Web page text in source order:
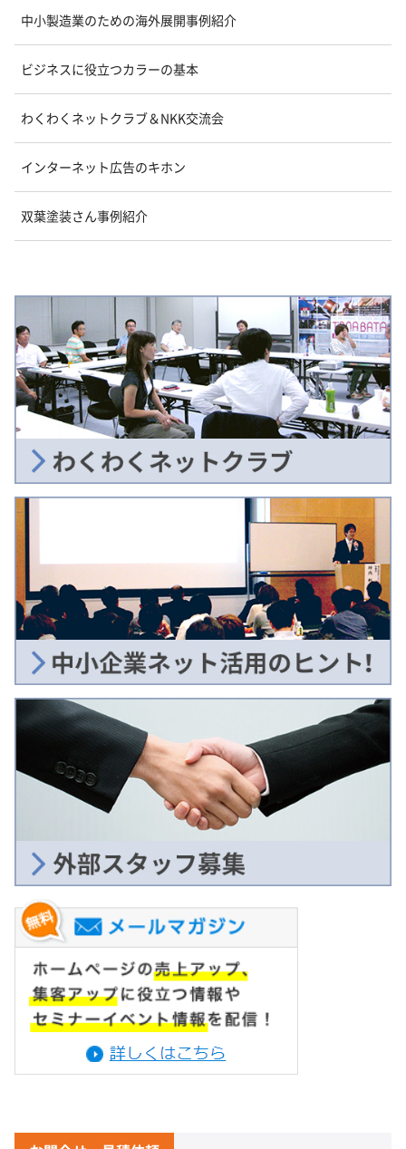
中小製造業のための海外展開事例紹介
ビジネスに役立つカラーの基本
わくわくネットクラブ＆NKK交流会
インターネット広告のキホン
双葉塗装さん事例紹介